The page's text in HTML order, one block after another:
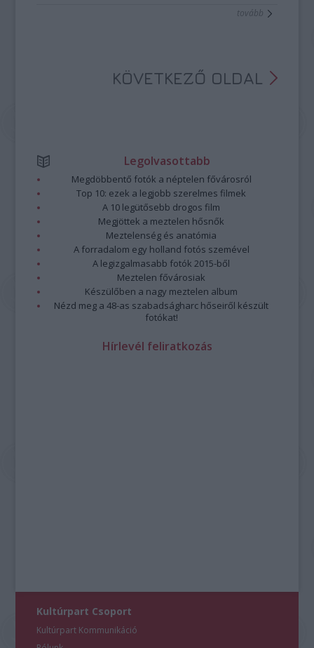
tovább
KÖVETKEZŐ OLDAL
Legolvasottabb
Megdöbbentő fotók a néptelen fővárosról
Top 10: ezek a legjobb szerelmes filmek
A 10 legütősebb drogos film
Megjöttek a meztelen hősnők
Meztelenség és anatómia
A forradalom egy holland fotós szemével
A legizgalmasabb fotók 2015-ből
Meztelen fővárosiak
Készülőben a nagy meztelen album
Nézd meg a 48-as szabadságharc hőseiről készült
fotókat!
Hírlevél feliratkozás
Kultúrpart Csoport
Kultúrpart Kommunikáció